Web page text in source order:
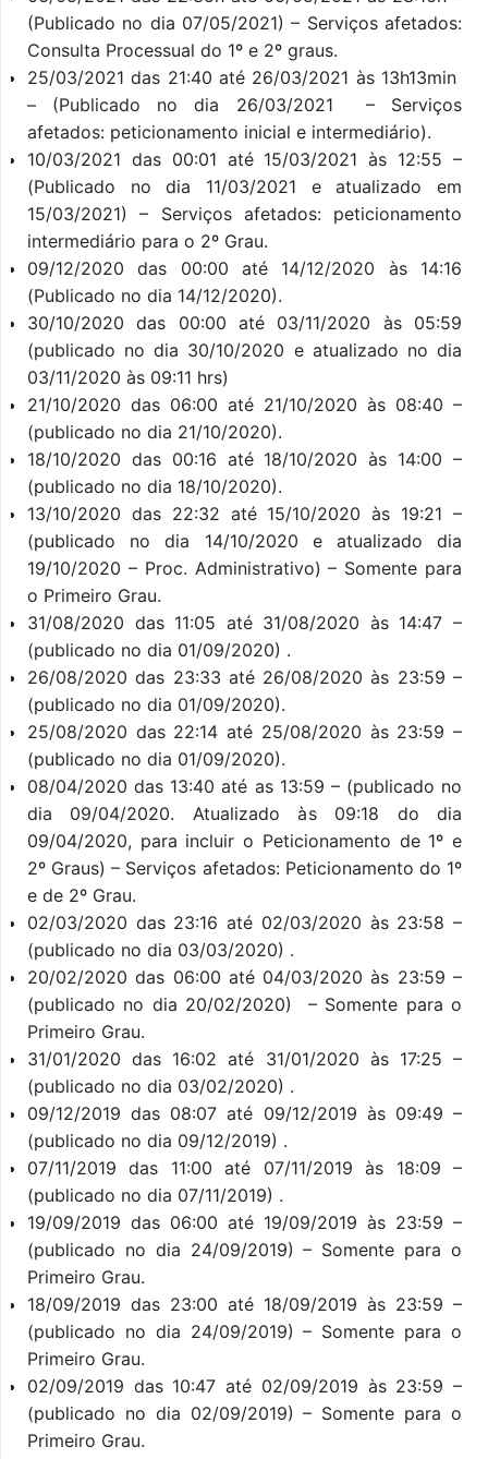
(Publicado no dia 07/05/2021) – Serviços afetados:
Consulta Processual do 1º e 2º graus.
25/03/2021 das 21:40 até 26/03/2021 às 13h13min
– (Publicado no dia 26/03/2021 – Serviços
afetados: peticionamento inicial e intermediário).
10/03/2021 das 00:01 até 15/03/2021 às 12:55 –
(Publicado no dia 11/03/2021 e atualizado em
15/03/2021) – Serviços afetados: peticionamento
intermediário para o 2º Grau.
09/12/2020 das 00:00 até 14/12/2020 às 14:16
(Publicado no dia 14/12/2020).
30/10/2020 das 00:00 até 03/11/2020 às 05:59
(publicado no dia 30/10/2020 e atualizado no dia
03/11/2020 às 09:11 hrs)
21/10/2020 das 06:00 até 21/10/2020 às 08:40 –
(publicado no dia 21/10/2020).
18/10/2020 das 00:16 até 18/10/2020 às 14:00 –
(publicado no dia 18/10/2020).
13/10/2020 das 22:32 até 15/10/2020 às 19:21 –
(publicado no dia 14/10/2020 e atualizado dia
19/10/2020 – Proc. Administrativo) – Somente para
o Primeiro Grau.
31/08/2020 das 11:05 até 31/08/2020 às 14:47 –
(publicado no dia 01/09/2020) .
26/08/2020 das 23:33 até 26/08/2020 às 23:59 –
(publicado no dia 01/09/2020).
25/08/2020 das 22:14 até 25/08/2020 às 23:59 –
(publicado no dia 01/09/2020).
08/04/2020 das 13:40 até as 13:59 – (publicado no
dia 09/04/2020. Atualizado às 09:18 do dia
09/04/2020, para incluir o Peticionamento de 1º e
2º Graus) – Serviços afetados: Peticionamento do 1º
e de 2º Grau.
02/03/2020 das 23:16 até 02/03/2020 às 23:58 –
(publicado no dia 03/03/2020) .
20/02/2020 das 06:00 até 04/03/2020 às 23:59 –
(publicado no dia 20/02/2020) – Somente para o
Primeiro Grau.
31/01/2020 das 16:02 até 31/01/2020 às 17:25 –
(publicado no dia 03/02/2020) .
09/12/2019 das 08:07 até 09/12/2019 às 09:49 –
(publicado no dia 09/12/2019) .
07/11/2019 das 11:00 até 07/11/2019 às 18:09 –
(publicado no dia 07/11/2019) .
19/09/2019 das 06:00 até 19/09/2019 às 23:59 –
(publicado no dia 24/09/2019) – Somente para o
Primeiro Grau.
18/09/2019 das 23:00 até 18/09/2019 às 23:59 –
(publicado no dia 24/09/2019) – Somente para o
Primeiro Grau.
02/09/2019 das 10:47 até 02/09/2019 às 23:59 –
(publicado no dia 02/09/2019) – Somente para o
Primeiro Grau.